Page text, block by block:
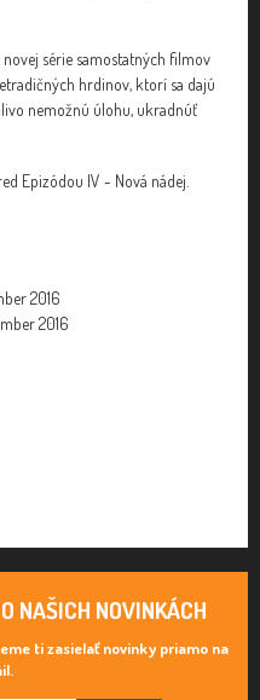
série samostatných filmov
hrdinov, ktorí sa dajú
nemožnú úlohu, ukradnúť
Epizódou IV - Nová nádej.
2016
2016
NAŠICH NOVINKÁCH
ti zasielať novinky priamo na